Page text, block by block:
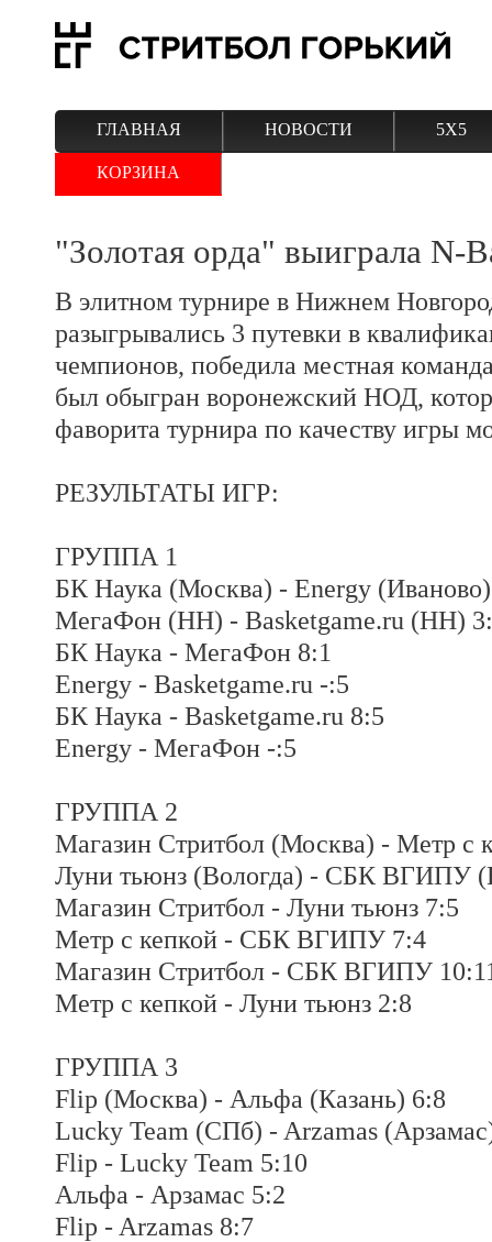
ГЛАВНАЯ НОВОСТИ 5Х5
КОРЗИНА
"Золотая орда" выиграла N-
В элитном турнире в Нижнем
разыгрывались 3 путевки в
чемпионов, победила местная
был обыгран воронежский НОД,
фаворита турнира по качеству игры
РЕЗУЛЬТАТЫ ИГР:
ГРУППА 1
БК Наука (Москва) - Energy
МегаФон (НН) - Basketgame.ru (НН)
БК Наука - МегаФон 8:1
Energy - Basketgame.ru -:5
БК Наука - Basketgame.ru 8:5
Energy - МегаФон -:5
ГРУППА 2
Магазин Стритбол (Москва) - Метр с
Луни тьюнз (Вологда) - СБК ВГИПУ
Магазин Стритбол - Луни тьюнз 7:5
Метр с кепкой - СБК ВГИПУ 7:4
Магазин Стритбол - СБК ВГИПУ
Метр с кепкой - Луни тьюнз 2:8
ГРУППА 3
Flip (Москва) - Альфа (Казань) 6:8
Lucky Team (СПб) - Arzamas
Flip - Lucky Team 5:10
Альфа - Арзамас 5:2
Flip - Arzamas 8:7